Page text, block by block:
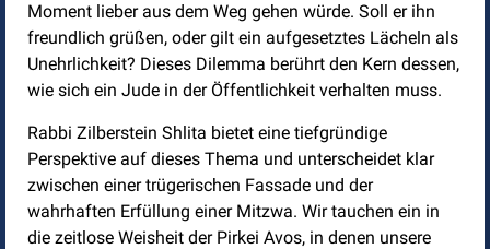
Moment lieber aus dem Weg gehen würde. Soll er ihn
freundlich grüßen, oder gilt ein aufgesetztes Lächeln als
Unehrlichkeit? Dieses Dilemma berührt den Kern dessen,
wie sich ein Jude in der Öffentlichkeit verhalten muss.
Rabbi Zilberstein Shlita bietet eine tiefgründige
Perspektive auf dieses Thema und unterscheidet klar
zwischen einer trügerischen Fassade und der
wahrhaften Erfüllung einer Mitzwa. Wir tauchen ein in
die zeitlose Weisheit der Pirkei Avos, in denen unsere